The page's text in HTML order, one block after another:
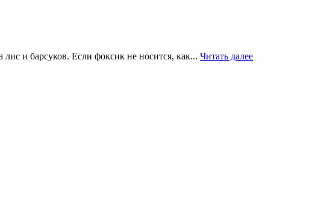
и барсуков. Если фоксик не носится, как... Читать далее